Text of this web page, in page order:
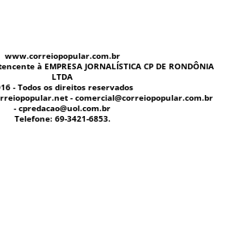
www.correiopopular.com.br
à EMPRESA JORNALÍSTICA CP DE RONDÔNIA
LTDA
- Todos os direitos reservados
- comercial@correiopopular.com.br
- cpredacao@uol.com.br
Telefone: 69-3421-6853.